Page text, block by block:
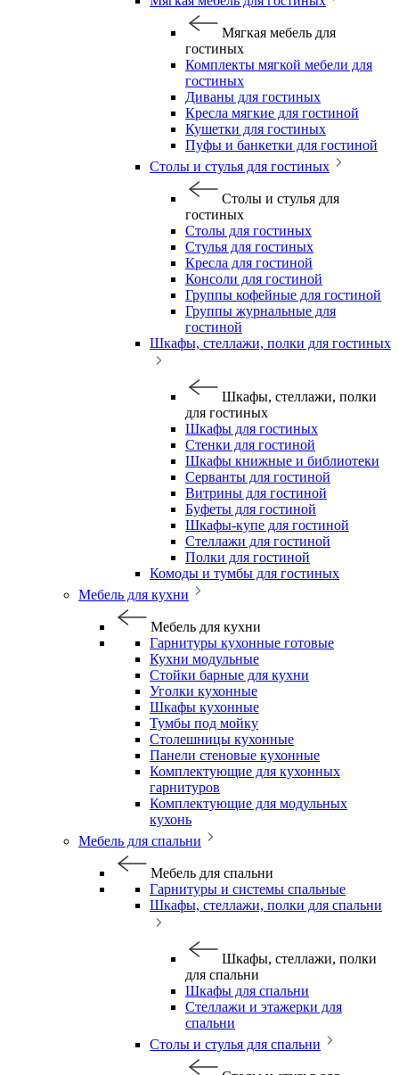
Мягкая мебель для
гостиных
Комплекты мягкой мебели для
гостиных
Диваны для гостиных
Кресла мягкие для гостиной
Кушетки для гостиных
Пуфы и банкетки для гостиной
Столы и стулья для гостиных
Столы и стулья для
гостиных
Столы для гостиных
Стулья для гостиных
Кресла для гостиной
Консоли для гостиной
Группы кофейные для гостиной
Группы журнальные для
гостиной
Шкафы, стеллажи, полки для гостиных
Шкафы, стеллажи, полки
для гостиных
Шкафы для гостиных
Стенки для гостиной
Шкафы книжные и библиотеки
Серванты для гостиной
Витрины для гостиной
Буфеты для гостиной
Шкафы-купе для гостиной
Стеллажи для гостиной
Полки для гостиной
Комоды и тумбы для гостиных
Мебель для кухни
Мебель для кухни
Гарнитуры кухонные готовые
Кухни модульные
Стойки барные для кухни
Уголки кухонные
Шкафы кухонные
Тумбы под мойку
Столешницы кухонные
Панели стеновые кухонные
Комплектующие для кухонных
гарнитуров
Комплектующие для модульных
кухонь
Мебель для спальни
Мебель для спальни
Гарнитуры и системы спальные
Шкафы, стеллажи, полки для спальни
Шкафы, стеллажи, полки
для спальни
Шкафы для спальни
Стеллажи и этажерки для
спальни
Столы и стулья для спальни